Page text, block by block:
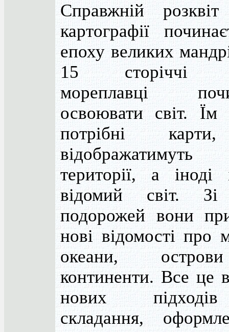
Справжній
картографії
епоху великих
15 сторіччі
мореплавці
освоювати світ. Їм
потрібні
відображатимуть
території, а іноді
відомий світ. Зі
подорожей вони
нові відомості про
океани,
континенти. Все це
нових
складання,